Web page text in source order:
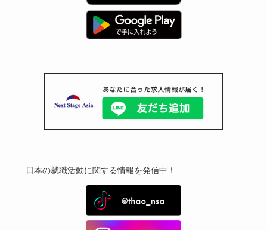
日本の就職活動に関する情報を発信中！